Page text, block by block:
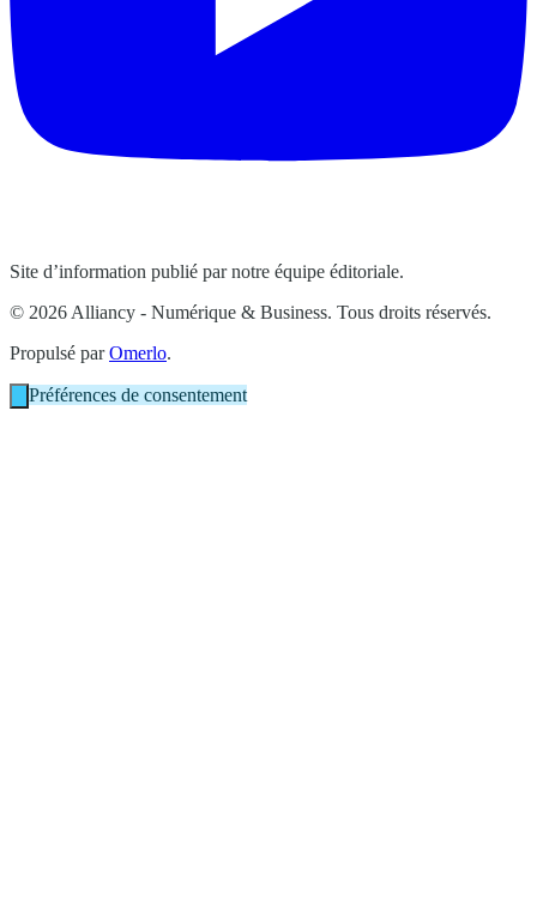
Site d’information publié par notre équipe éditoriale.
© 2026 Alliancy - Numérique & Business. Tous droits réservés.
Propulsé parOmerlo.
Préférences de consentement